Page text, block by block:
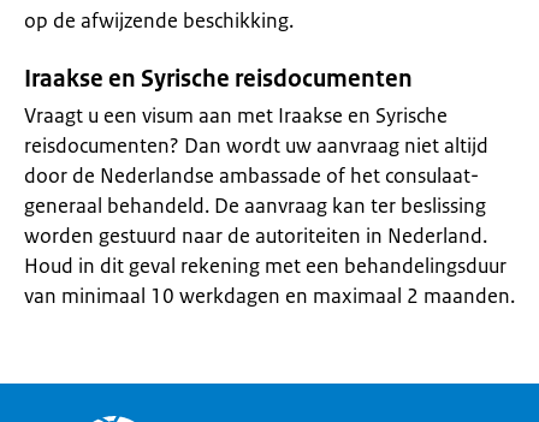
op de afwijzende beschikking.
Iraakse en Syrische reisdocumenten
Vraagt u een visum aan met Iraakse en Syrische
reisdocumenten? Dan wordt uw aanvraag niet altijd
door de Nederlandse ambassade of het consulaat-
generaal behandeld. De aanvraag kan ter beslissing
worden gestuurd naar de autoriteiten in Nederland.
Houd in dit geval rekening met een behandelingsduur
van minimaal 10 werkdagen en maximaal 2 maanden.